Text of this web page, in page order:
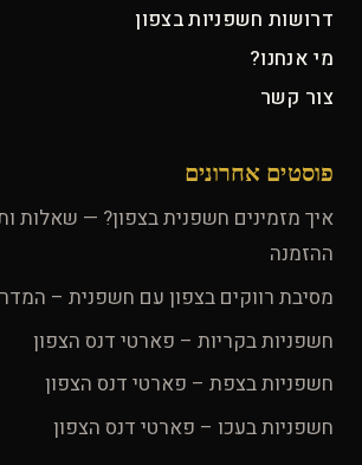
דרושות חשפניות בצפון
מי אנחנו?
צור קשר
פוסטים אחרונים
איך מזמינים חשפנית בצפון? — שאלות
ההזמנה
מסיבת רווקים בצפון עם חשפנית –
חשפניות בקריות – פארטי דנס הצפון
חשפניות בצפת – פארטי דנס הצפון
חשפניות בעכו – פארטי דנס הצפון